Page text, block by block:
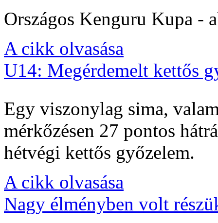
Országos Kenguru Kupa -
A cikk olvasása
U14: Megérdemelt kettős
Egy viszonylag sima,
mérkőzésen 27 pontos
hétvégi kettős győzelem.
A cikk olvasása
Nagy élményben volt